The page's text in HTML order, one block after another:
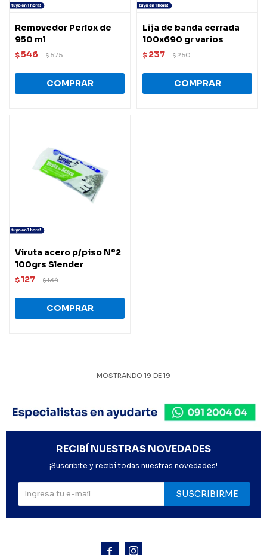
Removedor Perlox de
950 ml
$546 $575
Lija de banda cerrada
100x690 gr varios
$ 237 $250
Viruta acero p/piso Nº2
100grs Slender
$ 127 $134
MOSTRANDO 19 DE 19
 
RECIBÍ NUESTRAS NOVEDADES
¡Suscribite y recibí todas nuestras novedades!
SUSCRIBIRME